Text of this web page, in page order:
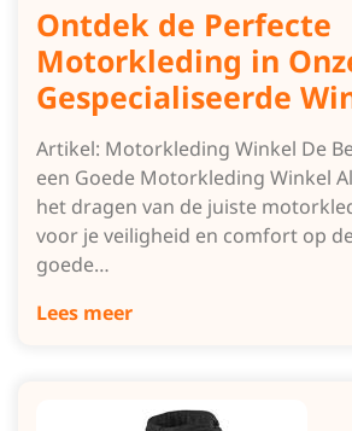
Ontdek de Perfecte
Motorkleding in
Gespecialiseerde
Artikel: Motorkleding Winkel De
een Goede Motorkleding Winkel
het dragen van de juiste
voor je veiligheid en comfort op
goede…
Lees meer